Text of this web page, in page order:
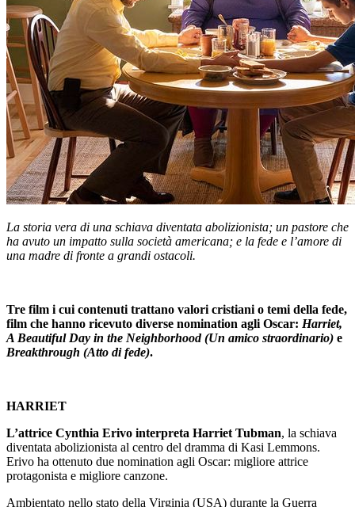
La storia vera di una schiava diventata abolizionista; un pastore che
ha avuto un impatto sulla società americana; e la fede e l’amore di
una madre di fronte a grandi ostacoli.
Tre film i cui contenuti trattano valori cristiani o temi della fede,
film che hanno ricevuto diverse nomination agli Oscar: Harriet,
A Beautiful Day in the Neighborhood (Un amico straordinario) e
Breakthrough (Atto di fede).
HARRIET
L’attrice Cynthia Erivo interpreta Harriet Tubman, la schiava
diventata abolizionista al centro del dramma di Kasi Lemmons.
Erivo ha ottenuto due nomination agli Oscar: migliore attrice
protagonista e migliore canzone.
Ambientato nello stato della Virginia (USA) durante la Guerra